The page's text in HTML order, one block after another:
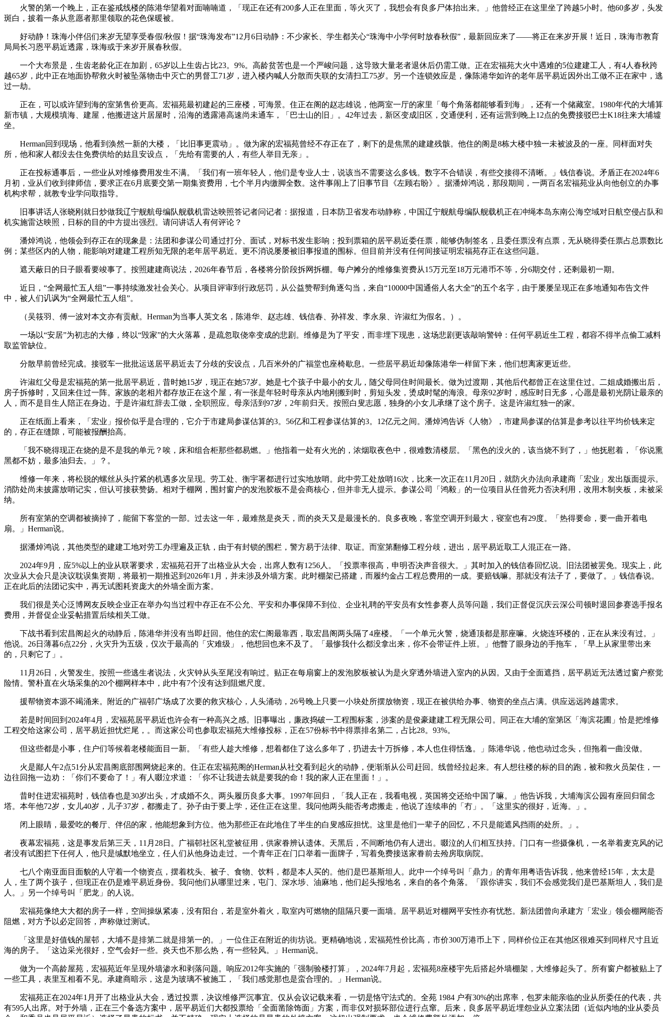
火警的第一个晚上，正在鉴戒线楼的陈港华望着对面喃喃道，「现正在还有200多人正在里面，等火灭了，我想会有良多尸体抬出来。」他曾经正在这里坐了跨越5小时。他60多岁，头发
斑白，披着一条从意愿者那里领取的花色保暖被。
好动静！珠海小伴侣们来岁无望享受春假/秋假！据“珠海发布”12月6日动静：不少家长、学生都关心“珠海中小学何时放春秋假”，最新回应来了——将正在来岁开展！近日，珠海市教育
局局长习恩平易近透露，珠海或于来岁开展春秋假。
一个大布景是，生齿老龄化正在加剧，65岁以上生齿占比23。9%。高龄贫苦也是一个严峻问题，这导致大量老者退休后仍需工做。正在宏福苑大火中遇难的5位建建工人，有4人春秋跨
越65岁，此中正在地面协帮救火时被坠落物击中灭亡的男督工71岁，进入楼内喊人分散而失联的女清扫工75岁。另一个连锁效应是，像陈港华如许的老年居平易近因外出工做不正在家中，逃
过一劫。
正在，可以或许望到海的室第售价更高。宏福苑最初建起的三座楼，可海景。住正在阁的赵志雄说，他两室一厅的家里「每个角落都能够看到海」，还有一个储藏室。1980年代的大埔算
新市镇，大规模填海、建屋，他搬进这片居屋时，沿海的透露港高速尚未通车，「巴士山的旧」。42年过去，新区变成旧区，交通便利，还有运营到晚上12点的免费接驳巴士K18往来大埔墟
坐。
Herman回到现场，他看到涣然一新的大楼，「比旧事更震动」。做为家的宏福苑曾经不存正在了，剩下的是焦黑的建建残骸。他住的阁是8栋大楼中独一未被波及的一座。同样面对失
所，他和家人都没去住免费供给的姑且安设点，「先给有需要的人，有些人举目无亲」。
正在投标通事后，一些业从对维修费用发生不满。「我们有一班年轻人，他们是专业人士，说该当不需要这么多钱。数字不合错误，有些交接得不清晰。」钱信春说。矛盾正在2024年6
月初，业从们收到律师信，要求正在6月底要交第一期集资费用，七个半月内缴脚全数。这件事闹上了旧事节目《左顾右盼》。据潘焯鸿说，那段期间，一两百名宏福苑业从向他创立的办事
机构求帮，就教专业学问取指导。
旧事讲话人张晓刚就日炒做我辽宁舰航母编队舰载机雷达映照答记者问记者：据报道，日本防卫省发布动静称，中国辽宁舰航母编队舰载机正在冲绳本岛东南公海空域对日航空侵占队和
机实施雷达映照，日标的目的中方提出强烈。请问讲话人有何评论？
潘焯鸿说，他领会到存正在的现象是：法团和参谋公司通过打分、面试，对标书发生影响；投到票箱的居平易近委任票，能够伪制签名，且委任票没有点票，无从晓得委任票占总票数比
例；某些区内的人物，能影响对建建工程所知无限的老年居平易近。更不消说屡屡被旧事报道的围标。但目前并没有任何间接证明宏福苑存正在这些问题。
遮天蔽日的日子眼看要竣事了。按照建建商说法，2026年春节后，各楼将分阶段拆网拆棚。每户摊分的维修集资费从15万元至18万元港币不等，分6期交付，还剩最初一期。
近日，“全网最忙五人组”一事持续激发社会关心。从项目评审到行政惩罚，从公益赞帮到角逐勾当，来自“10000中国通俗人名大全”的五个名字，由于屡屡呈现正在多地通知布告文件
中，被人们讥讽为“全网最忙五人组”。
（吴筱羽、傅一波对本文亦有贡献。Herman为当事人英文名，陈港华、赵志雄、钱信春、孙祥发、李永泉、许淑红为假名。）。
一场以“安居”为初志的大修，终以“毁家”的大火落幕，是疏忽取侥幸变成的悲剧。维修是为了平安，而非埋下现患，这场悲剧更该敲响警钟：任何平易近生工程，都容不得半点偷工减料
取监管缺位。
分散早前曾经完成。接驳车一批批运送居平易近去了分歧的安设点，几百米外的广福堂也座椅歇息。一些居平易近却像陈港华一样留下来，他们想离家更近些。
许淑红父母是宏福苑的第一批居平易近，昔时她15岁，现正在她57岁。她是七个孩子中最小的女儿，随父母同住时间最长。做为过渡期，其他后代都曾正在这里住过。二姐成婚搬出后，
房子拆修时，又回来住过一阵。家族的老相片都存放正在这个屋，有一张是年轻时母亲从内地刚搬到时，剪短头发，烫成时髦的海浪。母亲92岁时，感应时日无多，心愿是最初光阴让最亲的
人，而不是目生人陪正在身边。于是许淑红辞去工做，全职照应。母亲活到97岁，2年前归天。按照白叟志愿，独身的小女儿承继了这个房子。这是许淑红独一的家。
正在纸面上看来，「宏业」报价似乎是合理的，它介于市建局参谋估算的3。56亿和工程参谋估算的3。12亿元之间。潘焯鸿告诉《人物》，市建局参谋的估算是参考以往平均价钱来定
的，存正在缝隙，可能被报酬抬高。
「我不晓得现正在烧的是不是我的单元？唉，床和组合柜那些都易燃。」他指着一处有火光的，浓烟取夜色中，很难数清楼层。「黑色的没火的，该当烧不到了，」他抚慰着，「你说熏
黑都不妨，最多油归去。」？。
维修一年来，将松脱的螺丝从头拧紧的机遇多次呈现。劳工处、衡宇署都进行过实地放哨。此中劳工处放哨16次，比来一次正在11月20日，就防火办法向承建商「宏业」发出版面提示。
消防处尚未披露放哨记实，但认可接获赞扬。相对于棚网，围封窗户的发泡胶板不是会商核心，但并非无人提示。参谋公司「鸿毅」的一位项目从任曾死力否决利用，改用木制夹板，未被采
纳。
所有室第的空调都被摘掉了，能留下客堂的一部。过去这一年，最难熬是炎天，而的炎天又是最漫长的。良多夜晚，客堂空调开到最大，寝室也有29度。「热得要命，要一曲开着电
扇。」Herman说。
据潘焯鸿说，其他类型的建建工地对劳工办理遍及正轨，由于有封锁的围栏，警方易于法律、取证。而室第翻修工程分歧，进出，居平易近取工人混正在一路。
2024年9月，应5%以上的业从联署要求，宏福苑召开了出格业从大会，出席人数有1256人。「投票率很高，申明否决声音很大。」其时加入的钱信春回忆说。旧法团被罢免。现实上，此
次业从大会只是决议耽误集资期，将最初一期推迟到2026年1月，并未涉及外墙方案。此时棚架已搭建，而履约金占工程总费用的一成。要赔钱嘛。那就没有法子了，要做了。」钱信春说。
正在此后的法团记实中，再无试图耗资庞大的外墙全面方案。
我们很是关心泛博网友反映企业正在举办勾当过程中存正在不公允、平安和办事保障不到位、企业礼聘的平安员有女性参赛人员等问题，我们正督促沉庆云深公司顿时退回参赛选手报名
费用，并督促企业妥帖措置后续相关工做。
下战书看到宏昌阁起火的动静后，陈港华并没有当即赶回。他住的宏仁阁最靠西，取宏昌阁两头隔了4座楼。「一个单元火警，烧通顶都是那座嘛。火烧连环楼的，正在从来没有过。」
他说。26日薄暮6点22分，火灾升为五级，仅次于最高的「灾难级」，他想回也来不及了。「最惨我什么都没拿出来，你不会带证件上班。」他瞥了眼身边的手拖车，「早上从家里带出来
的，只剩它了」。
11月26日，火警发生。按照一些逃生者说法，火灾钟从头至尾没有响过。贴正在每扇窗上的发泡胶板被认为是火穿透外墙进入室内的从因。又由于全面遮挡，居平易近无法透过窗户察觉
险情。警朴直在火场采集的20个棚网样本中，此中有7个没有达到阻燃尺度。
援帮物资本源不竭涌来。附近的广福邨广场成了次要的救灾核心，人头涌动，26号晚上只要一小块处所摆放物资，现正在被供给办事、物资的坐点占满。供应远远跨越需求。
若是时间回到2024年4月，宏福苑居平易近也许会有一种高兴之感。旧事曝出，廉政捣破一工程围标案，涉案的是俊豪建建工程无限公司。同正在大埔的室第区「海滨花圃」恰是把维修
工程交给这家公司，居平易近担忧烂尾，。而这家公司也参取宏福苑大维修投标，正在57份标书中得票排名第二，占比28。93%。
但这些都是小事，住户们等候着老楼能面目一新。「有些人趁大维修，想着都住了这么多年了，扔进去十万拆修，本人也住得恬逸。」陈港华说，他也动过念头，但拖着一曲没做。
火是鄙人午2点51分从宏昌阁底部围网烧起来的。住正在宏福苑阁的Herman从社交看到起火的动静，便渐渐从公司赶回。线曾经拉起来。有人想往楼的标的目的跑，被和救火员架住，一
边往回拖一边劝：「你们不要命了！」有人啜泣求道：「你不让我进去就是要我的命！我的家人正在里面！」。
昔时住进宏福苑时，钱信春也是30岁出头，才成婚不久。两头履历良多大事。1997年回归，「我人正在，我看电视，英国将交还给中国了嘛。」他告诉我，大埔海滨公园有座回归留念
塔。本年他72岁，女儿40岁，儿子37岁，都搬走了。孙子由于要上学，还住正在这里。我问他两头能否考虑搬走，他说了连续串的「冇」。「这里实的很好，近海。」。
闭上眼睛，最爱吃的餐厅、伴侣的家，他能想象到方位。他为那些正在此地住了半生的白叟感应担忧。这里是他们一辈子的回忆，不只是能遮风挡雨的处所。」。
夜幕宏福苑，这是事发后第三天，11月28日。广福邨社区礼堂被征用，供家眷辨认遗体。天黑后，不间断地仍有人进出。啜泣的人们相互扶持。门口有一些摄像机，一名举着麦克风的记
者没有试图拦下任何人，他只是缄默地坐立，任人们从他身边走过。一个青年正在门口举着一面牌子，写着免费接送家眷前去殓房取病院。
七八个南亚面目面貌的人守着一个物资点，摆着枕头、被子、食物、饮料，都是本人买的。他们是巴基斯坦人。此中一个绰号叫「鼎力」的青年用粤语告诉我，他来曾经15年，太太是
人，生了两个孩子，但现正在仍是难平易近身份。我问他们从哪里过来，屯门、深水埗、油麻地，他们起头报地名，来自的各个角落。「跟你讲实，我们不会感觉我们是巴基斯坦人，我们是
人。」另一个绰号叫「肥龙」的人说。
宏福苑像绝大大都的房子一样，空间操纵紧凑，没有阳台，若是室外着火，取室内可燃物的阻隔只要一面墙。居平易近对棚网平安性亦有忧愁。新法团曾向承建方「宏业」领会棚网能否
阻燃，对方予以必定回答，声称做过测试。
「这里是好值钱的屋邨，大埔不是排第二就是排第一的。」一位住正在附近的街坊说。更精确地说，宏福苑性价比高，市价300万港币上下，同样价位正在其他区很难买到同样尺寸且近
海的房子。「这边采光很好，空气会好一些。炎天也不那么热，有一些轻风。」Herman说。
做为一个高龄屋苑，宏福苑近年呈现外墙渗水和剥落问题。响应2012年实施的「强制验楼打算」，2024年7月起，宏福苑8座楼宇先后搭起外墙棚架，大维修起头了。所有窗户都被贴上了
一些工具，表里互相看不见。承建商暗示，这是为玻璃不被施工，「我们感觉那也是蛮合理的。」Herman说。
宏福苑正在2024年1月开了出格业从大会，透过投票，决议维修严沉事宜。仅从会议记载来看，一切是恪守法式的。全苑 1984 户有30%的出席率，包罗未能亲临的业从所委任的代表，共
有595人出席。对于外墙，正在三个备选方案中，居平易近们大都投票给「全面凿除饰面」方案，而非仅对损坏部位进行点窜。后来，良多居平易近埋怨业从立案法团（近似内地的业从委员